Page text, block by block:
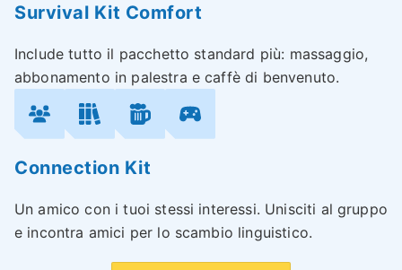
Survival Kit Comfort
Include tutto il pacchetto standard più: massaggio,
abbonamento in palestra e caffè di benvenuto.
Connection Kit
Un amico con i tuoi stessi interessi. Unisciti al gruppo
e incontra amici per lo scambio linguistico.